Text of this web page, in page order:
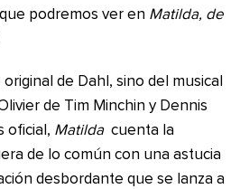
podremos ver en Matilda, de
de Dahl, sino del musical
de Tim Minchin y Dennis
oficial, Matilda cuenta la
de lo común con una astucia
desbordante que se lanza a